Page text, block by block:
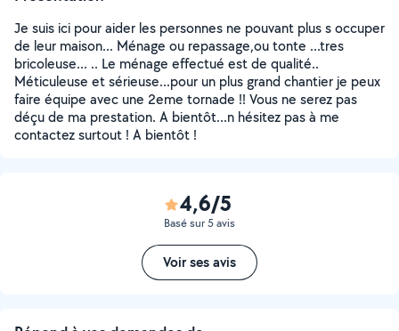
Je suis ici pour aider les personnes ne pouvant plus s occuper
de leur maison... Ménage ou repassage,ou tonte ...tres
bricoleuse... .. Le ménage effectué est de qualité..
Méticuleuse et sérieuse...pour un plus grand chantier je peux
faire équipe avec une 2eme tornade !! Vous ne serez pas
déçu de ma prestation. A bientôt...n hésitez pas à me
contactez surtout ! A bientôt !
4,6/5
Basé sur 5 avis
Voir ses avis